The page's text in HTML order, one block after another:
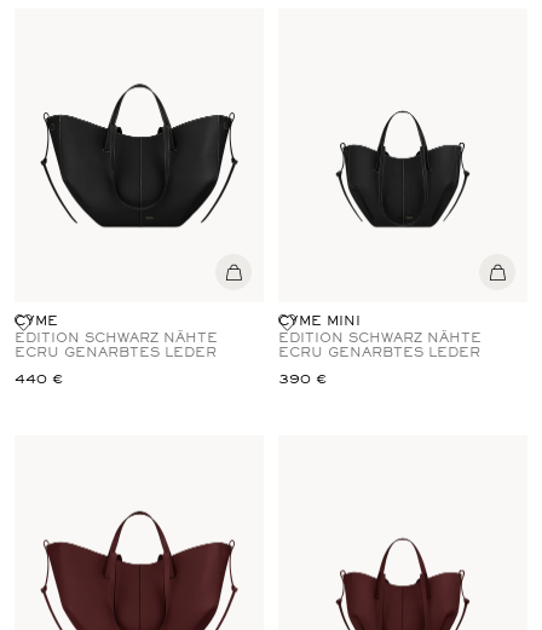
CYME
EDITION SCHWARZ NÄHTE
ECRU GENARBTES LEDER
440 €
CYME MINI
EDITION SCHWARZ NÄHTE
ECRU GENARBTES LEDER
390 €